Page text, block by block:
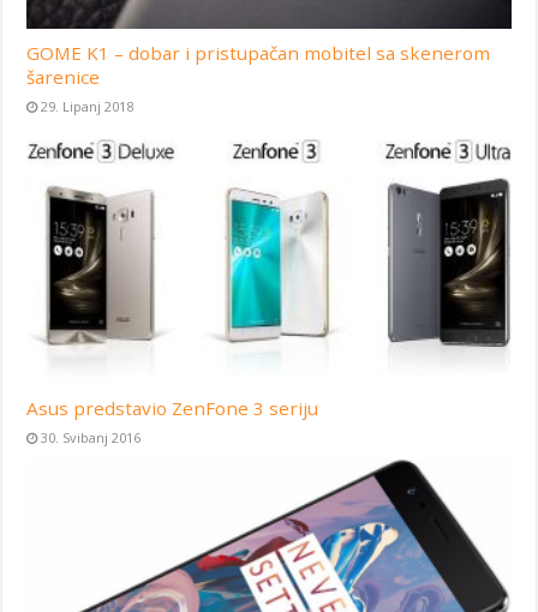
GOME K1 – dobar i pristupačan mobitel sa skenerom
šarenice
29. Lipanj 2018
Asus predstavio ZenFone 3 seriju
30. Svibanj 2016